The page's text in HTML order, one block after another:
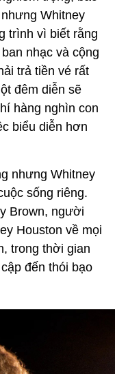
Whitney
trình vì biết rằng
nhạc và cộng
trả tiền vé rất
đêm diễn sẽ
hàng nghìn con
biểu diễn hơn
nhưng Whitney
sống riêng.
Brown, người
Houston về mọi
trong thời gian
đến thói bạo